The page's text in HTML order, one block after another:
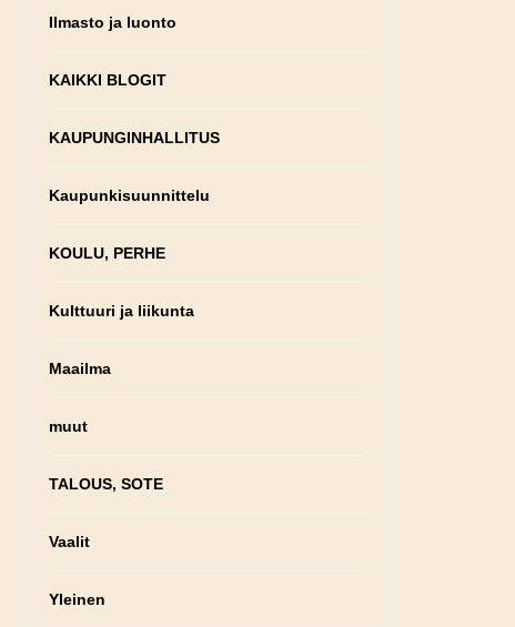
Ilmasto ja luonto
KAIKKI BLOGIT
KAUPUNGINHALLITUS
Kaupunkisuunnittelu
KOULU, PERHE
Kulttuuri ja liikunta
Maailma
muut
TALOUS, SOTE
Vaalit
Yleinen